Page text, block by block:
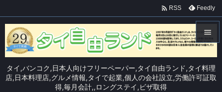
タイ,バンコク,日本人向けフリーペーパー,タイ自由ランド,タイ料理
店,日本料理店,グルメ情報,タイで起業,個人の会社設立,労働許可証取
得,毎月会計,,ロングステイ,ビザ取得

メニュ

 RSS Feedly